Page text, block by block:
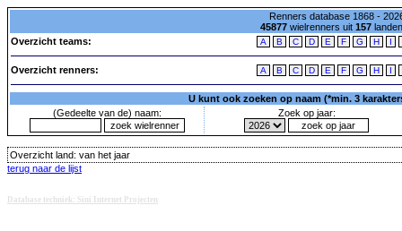
Renners database 1868 -
45877wielrenners uit 157
Overzicht teams:
A B C D E F G H I
Overzicht renners: A B C D E F G H I
U kunt ook zoeken op naam (*min. 3
(Gedeelte van de) naam:
Zoek op jaar:
Overzicht land: van het jaar
terug naar de lijst
Database techniek: Sini Internet Projecten